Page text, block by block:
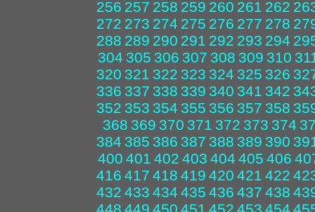
256 257 258 259 260 261 262
272 273 274 275 276 277 278
288 289 290 291 292 293 294
304 305 306 307 308 309 310
320 321 322 323 324 325 326
336 337 338 339 340 341 342
352 353 354 355 356 357 358
368 369 370 371 372 373 374
384 385 386 387 388 389 390
400 401 402 403 404 405 406
416 417 418 419 420 421 422
432 433 434 435 436 437 438